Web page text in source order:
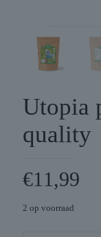
Utopia
quality
€11,99
2 op voorraad